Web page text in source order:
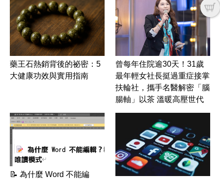
藥王石熱銷背後的祕密：5
大健康功效與實用指南
曾每年住院逾30天！31歲
最年輕女社長挺過重症接掌
扶輪社，攜手名醫解密「腦
腸軸」以茶 溫暖高壓世代
📝 為什麼 Word 不能編